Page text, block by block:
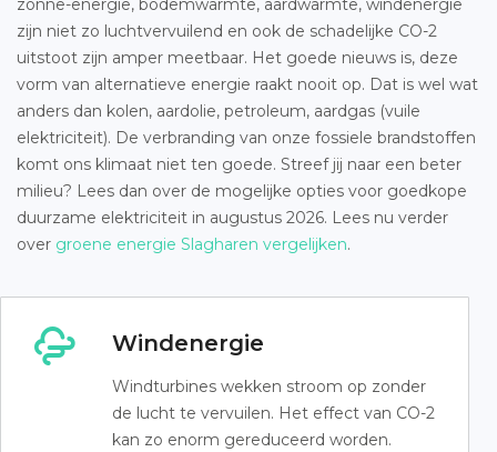
zonne-energie, bodemwarmte, aardwarmte, windenergie
zijn niet zo luchtvervuilend en ook de schadelijke CO-2
uitstoot zijn amper meetbaar. Het goede nieuws is, deze
vorm van alternatieve energie raakt nooit op. Dat is wel wat
anders dan kolen, aardolie, petroleum, aardgas (vuile
elektriciteit). De verbranding van onze fossiele brandstoffen
komt ons klimaat niet ten goede. Streef jij naar een beter
milieu? Lees dan over de mogelijke opties voor goedkope
duurzame elektriciteit in augustus 2026. Lees nu verder
over groene energie Slagharen vergelijken.
Windenergie
Windturbines wekken stroom op zonder
de lucht te vervuilen. Het effect van CO-2
kan zo enorm gereduceerd worden.